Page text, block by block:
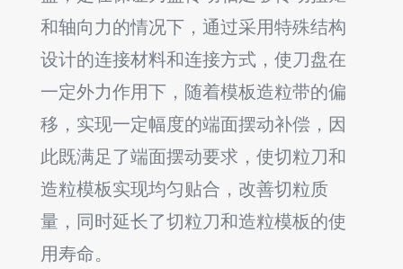
和轴向力的情况下，通过采用特殊结构
设计的连接材料和连接方式，使刀盘在
一定外力作用下，随着模板造粒带的偏
移，实现一定幅度的端面摆动补偿，因
此既满足了端面摆动要求，使切粒刀和
造粒模板实现均匀贴合，改善切粒质
量，同时延长了切粒刀和造粒模板的使
用寿命。